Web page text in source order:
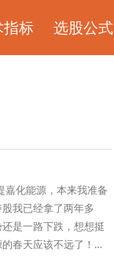
标 选股公式
嘉化能源，本来我准备
我已经拿了两年多
是一路下跌，想想挺
春天应该不远了！本